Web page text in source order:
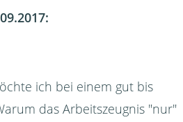
ich bei einem gut bis
das Arbeitszeugnis "nur"